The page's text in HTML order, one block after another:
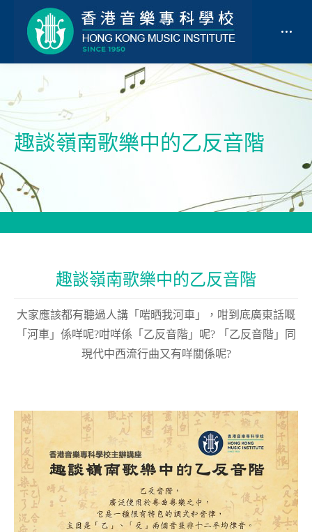
趣談嶺南歌樂中的乙反音階
趣談嶺南歌樂中的乙反音階
大家應該都有聽過人講「啱晒我河車」，咁到底廣東話嘅
「河車」係咩呢?咁咩係「乙反音階」呢? 「乙反音階」同
現代中西流行曲又有咩關係呢?